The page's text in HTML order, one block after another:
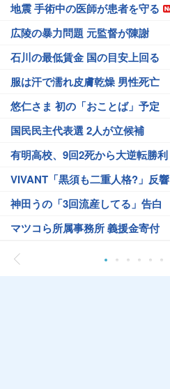
地震 手術中の医師が患者を守る
広陵の暴力問題 元監督が陳謝
石川の最低賃金 国の目安上回る
服は汗で濡れ皮膚乾燥 男性死亡
悠仁さま 初の「おことば」予定
国民民主代表選 2人が立候補
有明高校、9回2死から大逆転勝利
VIVANT「黒須も二重人格?」反響
神田うの「3回流産してる」告白
マツコら所属事務所 義援金寄付